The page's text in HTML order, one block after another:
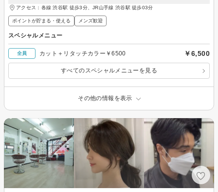
アクセス：各線 渋谷駅 徒歩3分、JR山手線 渋谷駅 徒歩03分
ポイントが貯まる・使える メンズ歓迎
スペシャルメニュー
全員 カット＋リタッチカラー￥6500 ￥6,500
すべてのスペシャルメニューを見る
その他の情報を表示